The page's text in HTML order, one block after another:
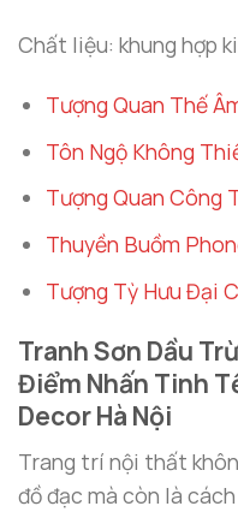
Chất liệu: khung hợp
Tượng Quan Thế
Tôn Ngộ Không
Tượng Quan Công
Thuyền Buồm
Tượng Tỳ Hưu Đại
Tranh Sơn Dầu
Điểm Nhấn Tinh
Decor Hà Nội
Trang trí nội thất
đồ đạc mà còn là